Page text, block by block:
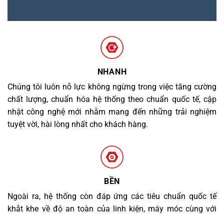
NHANH
Chúng tôi luôn nỗ lực không ngừng trong việc tăng cường
chất lượng, chuẩn hóa hệ thống theo chuẩn quốc tế, cập
nhật công nghệ mới nhằm mang đến những trải nghiệm
tuyệt vời, hài lòng nhất cho khách hàng.
BỀN
Ngoài ra, hệ thống còn đáp ứng các tiêu chuẩn quốc tế
khắt khe về độ an toàn của linh kiện, máy móc cùng với